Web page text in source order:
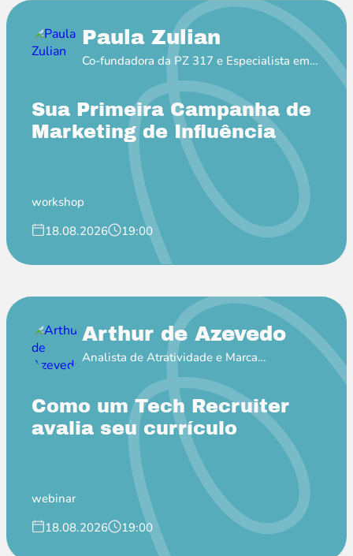
Paula Zulian
Co-fundadora da PZ 317 e Especialista em
MKT de Influência
Sua Primeira Campanha de
Marketing de Influência
workshop
18.08.2026
19:00
Arthur de Azevedo
Analista de Atratividade e Marca
Empregadora no Itaú
Como um Tech Recruiter
avalia seu currículo
webinar
18.08.2026
19:00